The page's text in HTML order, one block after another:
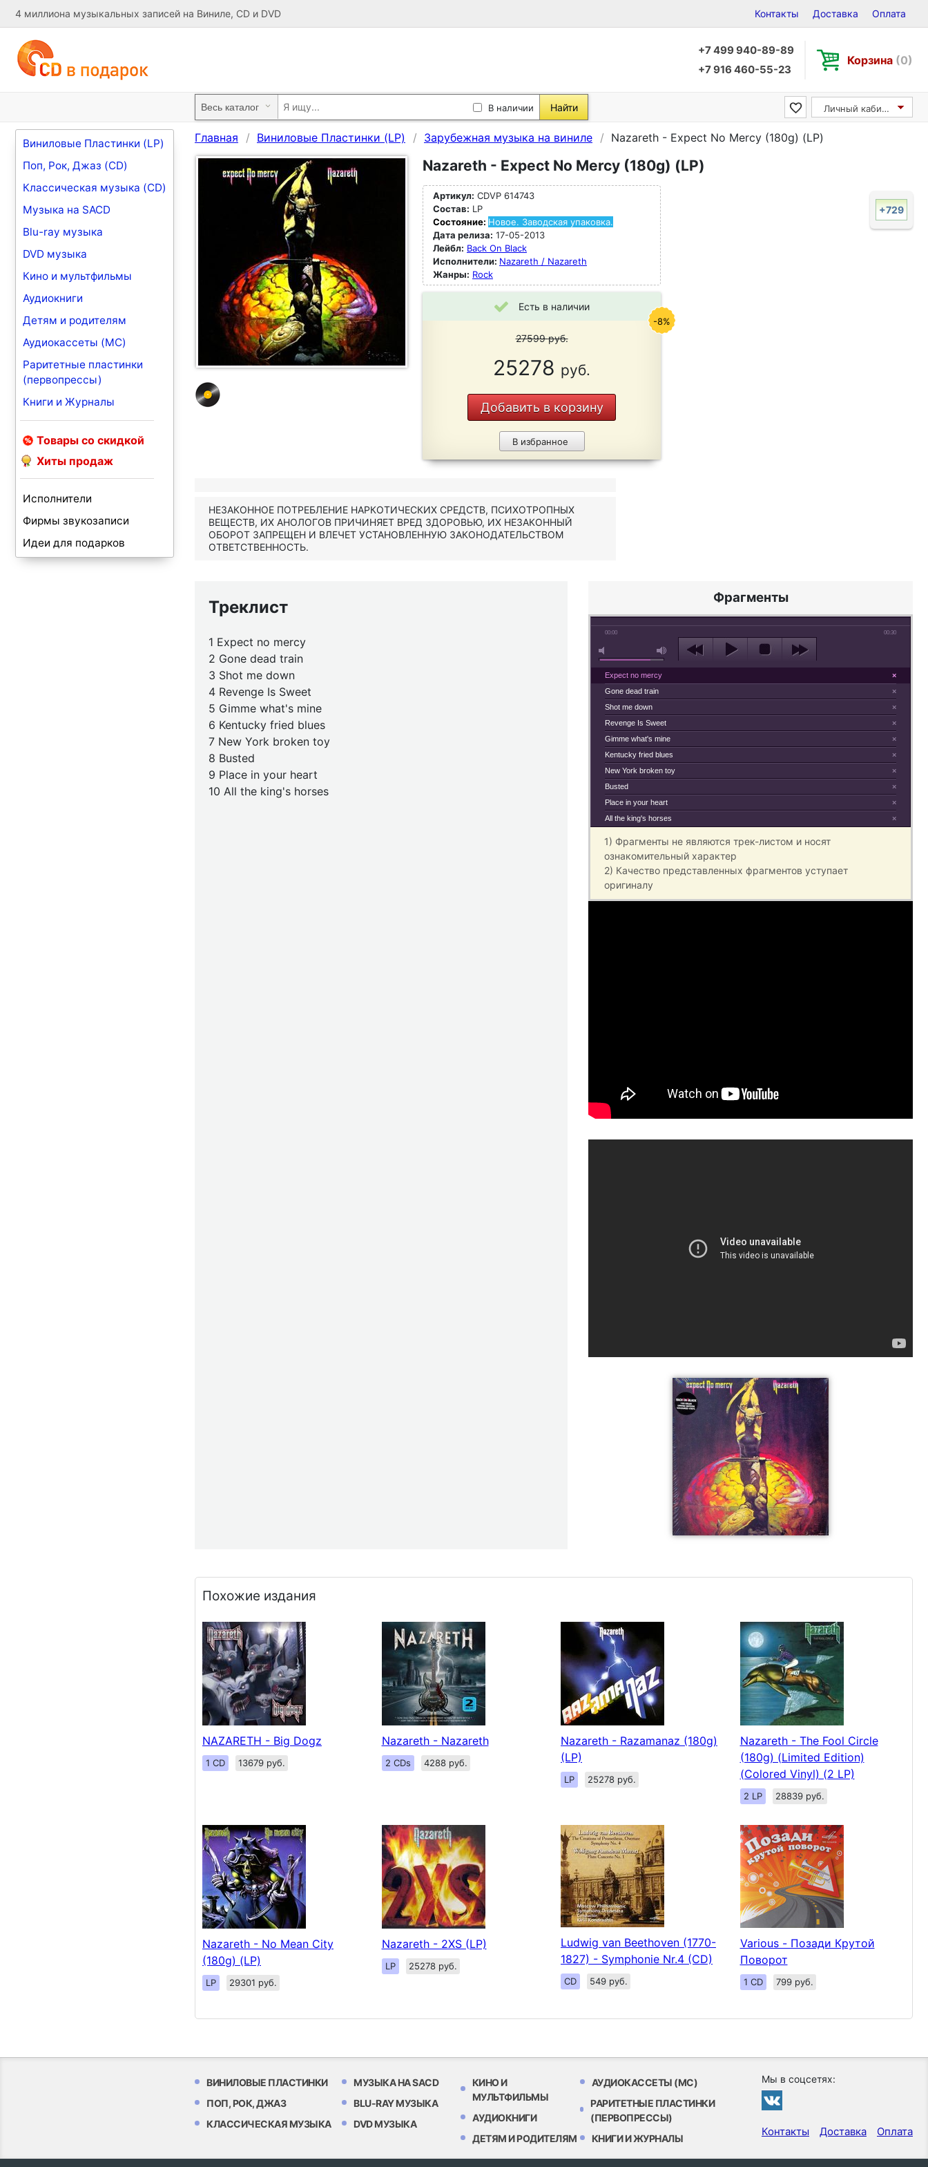
4 миллиона музыкальных записей на Виниле, CD и DVD Контакты Доставка Оплата
+7 499 940-89-89
+7 916 460-55-23
Корзина (0)
В наличии Найти Личный кабинет
Виниловые Пластинки (LP)
Поп, Рок, Джаз (CD)
Классическая музыка (CD)
Музыка на SACD
Blu-ray музыка
DVD музыка
Кино и мультфильмы
Аудиокниги
Детям и родителям
Аудиокассеты (MC)
Раритетные пластинки
(первопрессы)
Книги и Журналы
Товары со скидкой
Хиты продаж
Исполнители
Фирмы звукозаписи
Идеи для подарков
Главная Виниловые Пластинки (LP) Зарубежная музыка на виниле Nazareth - Expect No Mercy (180g) (LP)
Nazareth - Expect No Mercy (180g) (LP)
Артикул: CDVP 614743
Состав: LP
Состояние: Новое. Заводская упаковка.
Дата релиза: 17-05-2013
Лейбл: Back On Black
Исполнители: Nazareth / Nazareth
Жанры: Rock
Есть в наличии
27599руб.
25278 руб.
Добавить в корзину
В избранное
-8%
+729
НЕЗАКОННОЕ ПОТРЕБЛЕНИЕ НАРКОТИЧЕСКИХ СРЕДСТВ, ПСИХОТРОПНЫХ
ВЕЩЕСТВ, ИХ АНОЛОГОВ ПРИЧИНЯЕТ ВРЕД ЗДОРОВЬЮ, ИХ НЕЗАКОННЫЙ
ОБОРОТ ЗАПРЕЩЕН И ВЛЕЧЕТ УСТАНОВЛЕННУЮ ЗАКОНОДАТЕЛЬСТВОМ
ОТВЕТСТВЕННОСТЬ.
Треклист
1 Expect no mercy
2 Gone dead train
3 Shot me down
4 Revenge Is Sweet
5 Gimme what's mine
6 Kentucky fried blues
7 New York broken toy
8 Busted
9 Place in your heart
10 All the king's horses
Фрагменты
00:00 00:30
×
Expect no mercy
×
Gone dead train
×
Shot me down
×
Revenge Is Sweet
×
Gimme what's mine
×
Kentucky fried blues
×
New York broken toy
×
Busted
×
Place in your heart
×
All the king's horses
1) Фрагменты не являются трек-листом и носят
ознакомительный характер
2) Качество представленных фрагментов уступает
оригиналу
Похожие издания
NAZARETH - Big Dogz
1 CD 13679 руб.
Nazareth - Nazareth
2 CDs 4288 руб.
Nazareth - Razamanaz (180g)
(LP)
LP 25278 руб.
Nazareth - The Fool Circle
(180g) (Limited Edition)
(Colored Vinyl) (2 LP)
2 LP 28839 руб.
Nazareth - No Mean City
(180g) (LP)
LP 29301 руб.
Nazareth - 2XS (LP)
LP 25278 руб.
Ludwig van Beethoven (1770-
1827) - Symphonie Nr.4 (CD)
CD 549 руб.
Various - Позади Крутой
Поворот
1 CD 799 руб.
ВИНИЛОВЫЕ ПЛАСТИНКИ
ПОП, РОК, ДЖАЗ
КЛАССИЧЕСКАЯ МУЗЫКА
МУЗЫКА НА SACD
BLU-RAY МУЗЫКА
DVD МУЗЫКА
КИНО И
МУЛЬТФИЛЬМЫ
АУДИОКНИГИ
ДЕТЯМ И РОДИТЕЛЯМ
АУДИОКАССЕТЫ (MC)
РАРИТЕТНЫЕ ПЛАСТИНКИ
(ПЕРВОПРЕССЫ)
КНИГИ И ЖУРНАЛЫ
Мы в соцсетях:
Контакты Доставка Оплата